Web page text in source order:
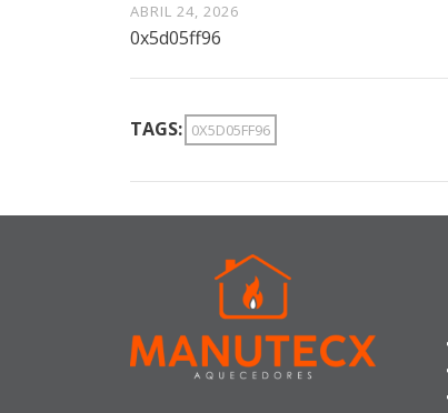
ABRIL 24, 2026
0x5d05ff96
TAGS: 0X5D05FF96